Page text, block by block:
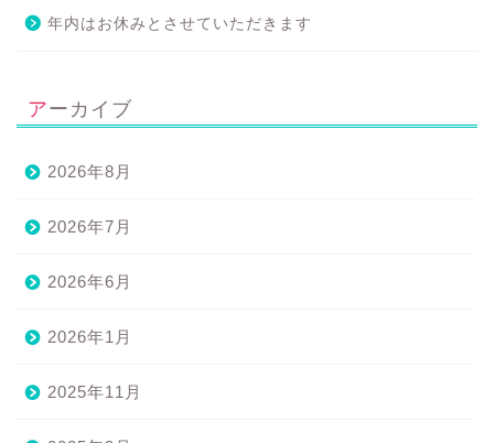
年内はお休みとさせていただきます
アーカイブ
2026年8月
2026年7月
2026年6月
2026年1月
2025年11月